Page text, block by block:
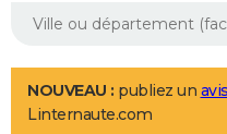
Aménagement intérieur
LIFESTYLE
Art de vivre
Bien-être
Loisirs
Mode
Modes de vie
NOUVEAU : publiez un
Linternaute.com